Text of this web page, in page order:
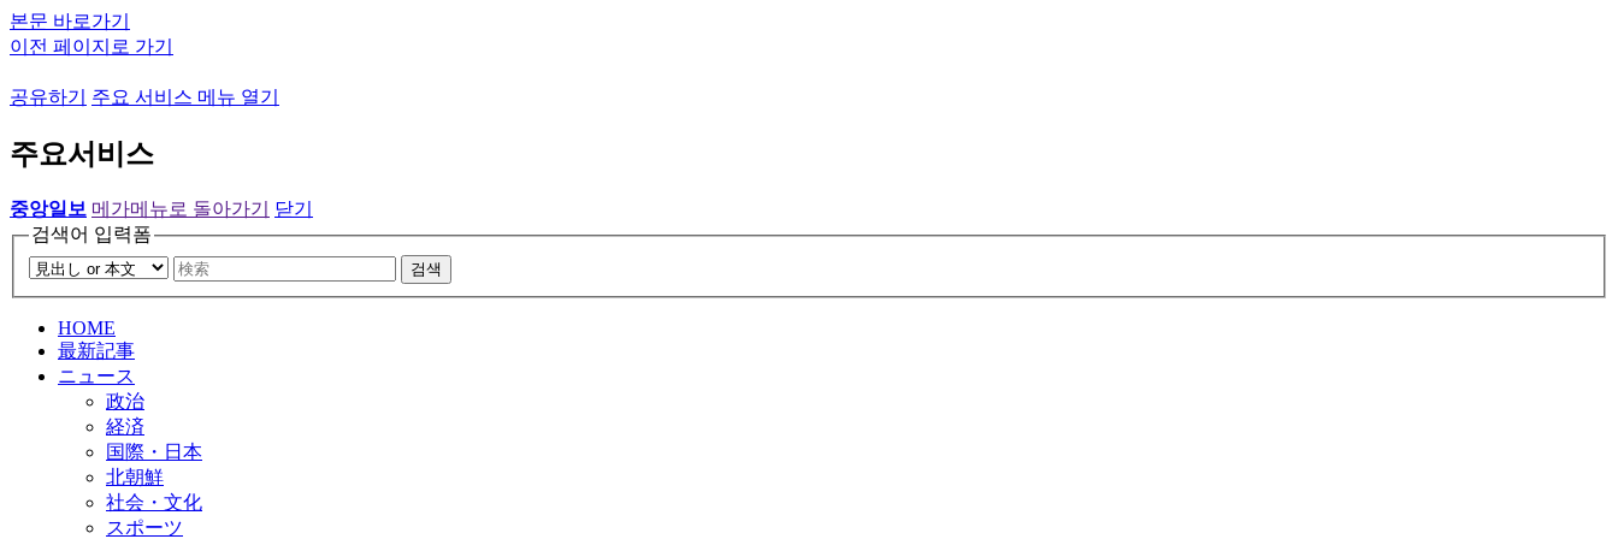
본문 바로가기
이전 페이지로 가기
공유하기 주요 서비스 메뉴 열기
주요서비스
중앙일보 메가메뉴로 돌아가기
닫기
검색어 입력폼
검색
HOME
最新記事
ニュース
政治
経済
国際・日本
北朝鮮
社会・文化
スポーツ